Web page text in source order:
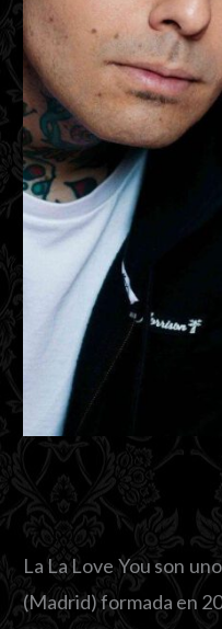
La La Love You son
(Madrid) formada en